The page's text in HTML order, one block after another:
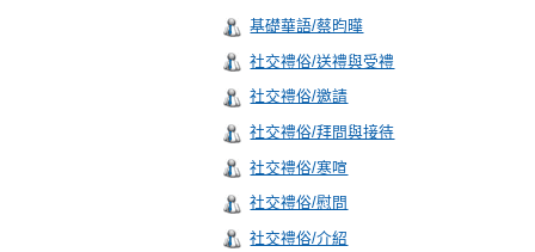
基礎華語/蔡昀曄
社交禮俗/送禮與受禮
社交禮俗/邀請
社交禮俗/拜問與接待
社交禮俗/寒喧
社交禮俗/慰問
社交禮俗/介紹